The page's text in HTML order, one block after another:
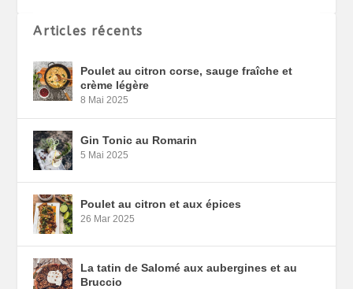
Articles récents
Poulet au citron corse, sauge fraîche et
crème légère
8 Mai 2025
Gin Tonic au Romarin
5 Mai 2025
Poulet au citron et aux épices
26 Mar 2025
La tatin de Salomé aux aubergines et au
Bruccio